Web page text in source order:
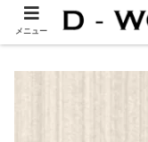
background06
メニュー